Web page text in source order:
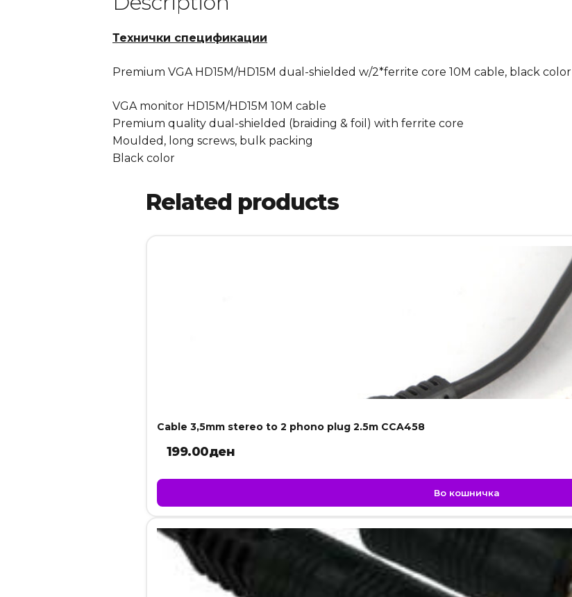
Технички спецификации
Premium VGA HD15M/HD15M dual-shielded w/2*ferrite core 10M cable, black color
VGA monitor HD15M/HD15M 10M cable
Premium quality dual-shielded (braiding & foil) with ferrite core
Moulded, long screws, bulk packing
Black color
Related products
Cable 3,5mm stereo to 2 phono plug 2.5m CCA458
199.00ден
Во кошничка